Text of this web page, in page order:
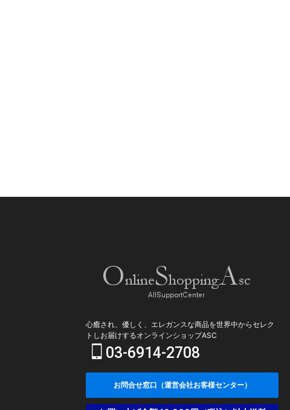
心癒され、優しく、エレガンスな商品を世界中からセレク
トしお届けするオンラインショップASC
03-6914-2708
お問合せ窓口（運営会社お客様センター）